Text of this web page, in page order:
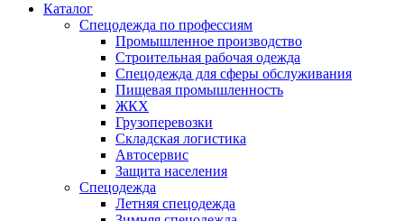
Каталог
Спецодежда по профессиям
Промышленное производство
Строительная рабочая одежда
Спецодежда для сферы обслуживания
Пищевая промышленность
ЖКХ
Грузоперевозки
Складская логистика
Автосервис
Защита населения
Спецодежда
Летняя спецодежда